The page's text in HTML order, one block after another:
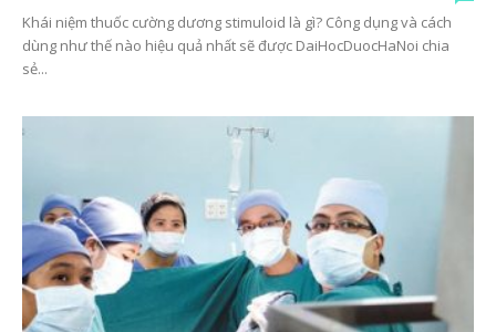
Khái niệm thuốc cường dương stimuloid là gì? Công dụng và cách
dùng như thế nào hiệu quả nhất sẽ được DaiHocDuocHaNoi chia
sẻ...